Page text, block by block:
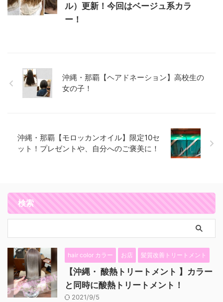
ル）更新！今回はベージュ系カラ
ー！
沖縄・那覇【ヘアドネーション】高校生の
女の子！
沖縄・那覇【モロッカンオイル】限定10セ
ット！プレゼントや、自分へのご褒美に！
検索
hair color カラー お店 髪質改善トリートメント
【沖縄・ 酸熱トリートメント 】カラー
と同時に酸熱トリートメント！
2021/9/5